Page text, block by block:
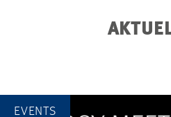
EVENTS